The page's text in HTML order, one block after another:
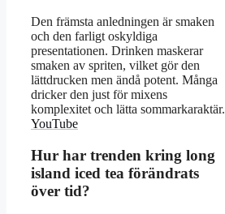
Den främsta anledningen är smaken
och den farligt oskyldiga
presentationen. Drinken maskerar
smaken av spriten, vilket gör den
lättdrucken men ändå potent. Många
dricker den just för mixens
komplexitet och lätta sommarkaraktär.
YouTube
Hur har trenden kring long
island iced tea förändrats
över tid?